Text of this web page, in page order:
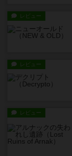
レビュー
レビュー
レビュー